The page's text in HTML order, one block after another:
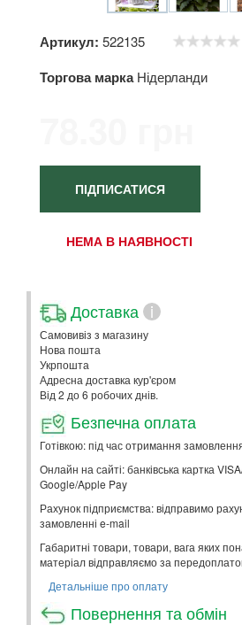
Артикул: 522135
Торгова марка Нідерланди
ПІДПИСАТИСЯ
НЕМА В НАЯВНОСТІ
Доставка i
Самовивіз з магазину
Нова пошта
Укрпошта
Адресна доставка кур'єром
Від 2 до 6 робочих днів.
Безпечна оплата
Готівкою: під час отримання
Онлайн на сайті: банківська картка
Google/Apple Pay
Рахунок підприємства: відправимо
замовленні e-mail
Габаритні товари, товари, вага яких
матеріал відправляємо за
Детальніше про оплату
Повернення та обмін